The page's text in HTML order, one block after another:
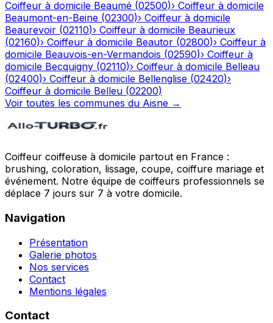
Coiffeur à domicile Beaumé (02500)› Coiffeur à domicile
Beaumont-en-Beine (02300)› Coiffeur à domicile
Beaurevoir (02110)› Coiffeur à domicile Beaurieux
(02160)› Coiffeur à domicile Beautor (02800)› Coiffeur à
domicile Beauvois-en-Vermandois (02590)› Coiffeur à
domicile Becquigny (02110)› Coiffeur à domicile Belleau
(02400)› Coiffeur à domicile Bellenglise (02420)›
Coiffeur à domicile Belleu (02200)
Voir toutes les communes du Aisne →
Coiffeur coiffeuse à domicile partout en France :
brushing, coloration, lissage, coupe, coiffure mariage et
événement. Notre équipe de coiffeurs professionnels se
déplace 7 jours sur 7 à votre domicile.
Navigation
Présentation
Galerie photos
Nos services
Contact
Mentions légales
Contact